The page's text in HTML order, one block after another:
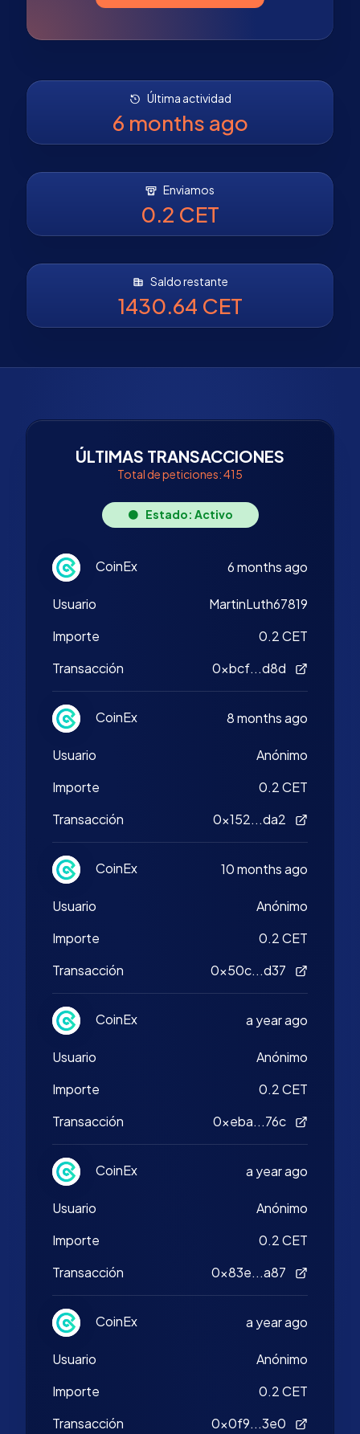
Última actividad
6 months ago
Enviamos
0.2 CET
Saldo restante
1430.64 CET
ÚLTIMAS TRANSACCIONES
Total de peticiones: 415
Estado: Activo
CoinEx 6 months ago
Usuario
MartinLuth67819
Importe
0.2 CET
Transacción
0xbcf...d8d
CoinEx 8 months ago
Usuario
Anónimo
Importe
0.2 CET
Transacción
0x152...da2
CoinEx 10 months ago
Usuario
Anónimo
Importe
0.2 CET
Transacción
0x50c...d37
CoinEx a year ago
Usuario
Anónimo
Importe
0.2 CET
Transacción
0xeba...76c
CoinEx a year ago
Usuario
Anónimo
Importe
0.2 CET
Transacción
0x83e...a87
CoinEx a year ago
Usuario
Anónimo
Importe
0.2 CET
Transacción
0x0f9...3e0